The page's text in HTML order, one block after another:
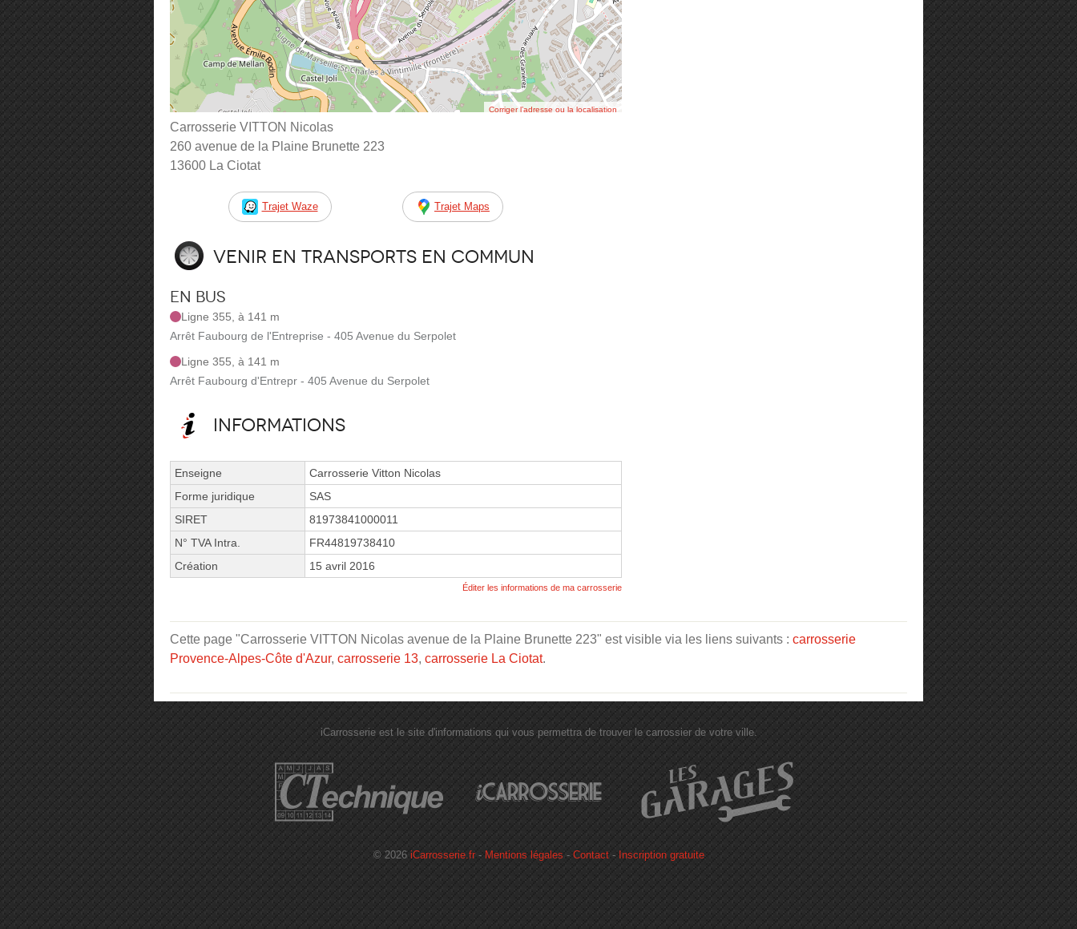
Corriger l’adresse ou la localisation
Carrosserie VITTON Nicolas
260 avenue de la Plaine Brunette 223
13600 La Ciotat
Trajet Waze Trajet Maps
Venir en transports en commun
En bus
Ligne 355, à 141 m
Arrêt Faubourg de l'Entreprise - 405 Avenue du Serpolet
Ligne 355, à 141 m
Arrêt Faubourg d'Entrepr - 405 Avenue du Serpolet
Informations
Enseigne
Carrosserie Vitton Nicolas
Forme juridique
SAS
SIRET
81973841000011
N° TVA Intra.
FR44819738410
Création
15 avril 2016
Éditer les informations de ma carrosserie
Cette page "Carrosserie VITTON Nicolas avenue de la Plaine Brunette 223" est visible via les liens suivants : carrosserie
Provence-Alpes-Côte d'Azur, carrosserie 13, carrosserie La Ciotat.
iCarrosserie est le site d'informations qui vous permettra de trouver le carrossier de votre ville.
© 2026 iCarrosserie.fr - Mentions légales - Contact- Inscription gratuite